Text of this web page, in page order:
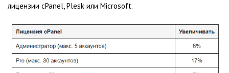
лицензии cPanel, Plesk или Microsoft.